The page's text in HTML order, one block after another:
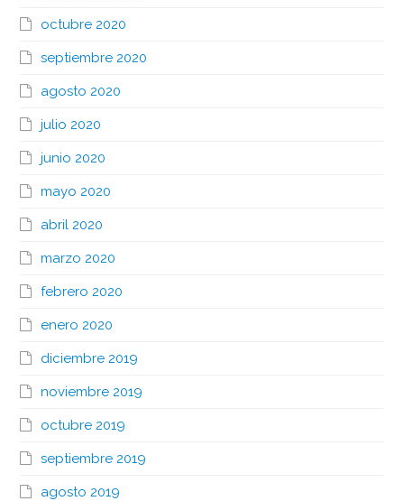
octubre 2020
septiembre 2020
agosto 2020
julio 2020
junio 2020
mayo 2020
abril 2020
marzo 2020
febrero 2020
enero 2020
diciembre 2019
noviembre 2019
octubre 2019
septiembre 2019
agosto 2019